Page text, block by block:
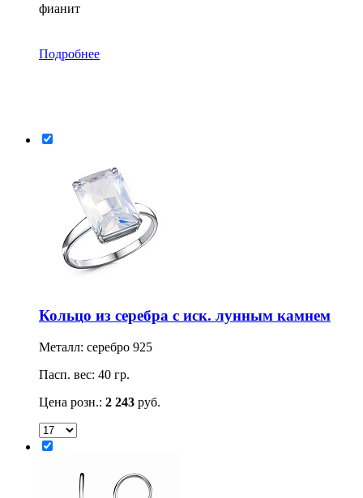
фианит
Подробнее
Кольцо из серебра с иск. лунным камнем
Металл: серебро 925
Пасп. вес: 40 гр.
Цена розн.: 2 243 руб.